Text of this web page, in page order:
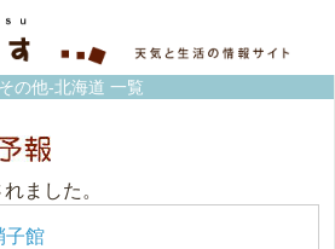
の他-北海道 一覧
ました。
子館